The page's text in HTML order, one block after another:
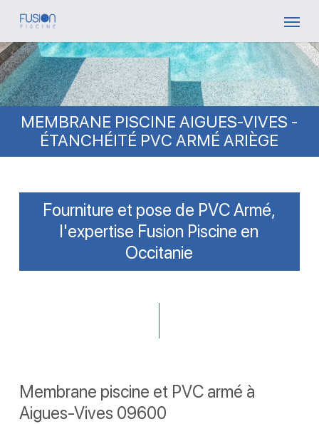
Skip
main
content
MEMBRANE PISCINE AIGUES-VIVES -
ÉTANCHÉITÉ PVC ARMÉ ARIÈGE
Fourniture et pose de PVC Armé,
l'expertise Fusion Piscine en
Occitanie
Membrane piscine et PVC armé à
Aigues-Vives 09600